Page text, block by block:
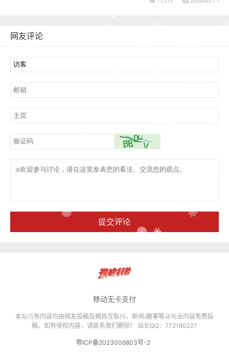
网友评论
提交评论
移动无卡支付
本站所有内容均由网友投稿及摘自互联网，新闻/趣事等非商业内容免费投
稿，如有侵权内容，请联系我们删除！ 站长QQ：772180227
鄂ICP备2023006803号-2